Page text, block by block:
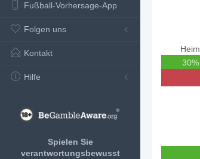
Fußball-Vorhersage-App
Folgen uns
Kontakt
Hilfe
Spielen Sie
verantwortungsbewusst
Heim
30%